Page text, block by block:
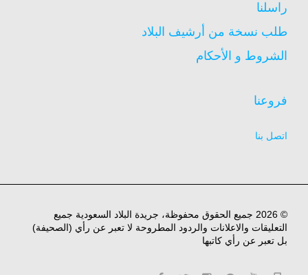
راسلنا
طلب نسخة من أرشيف البلاد
الشروط و الأحكام
فروعنا
اتصل بنا
© 2026 جميع الحقوق محفوظة، جريدة البلاد السعودية جميع
التعليقات والاعلانات والردود المطروحة لا تعبر عن رأي (الصحيفة)
بل تعبر عن رأي كاتبها